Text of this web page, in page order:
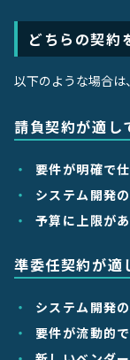
どちらの契約
以下のような場合は
請負契約が適し
要件が明確で
システム開発
予算に上限が
準委任契約が適
システム開発
要件が流動的